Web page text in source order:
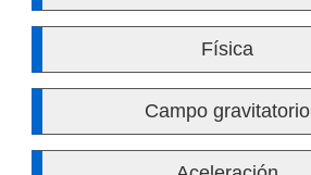
Física
Campo gravitatorio